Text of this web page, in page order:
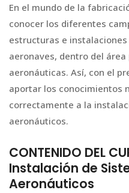
En el mundo de la
conocer los diferentes
estructuras e
aeronaves, dentro del
aeronáuticas. Así, con el
aportar los conocimientos
correctamente a la
aeronáuticos.
CONTENIDO DEL
Instalación de
Aeronáuticos